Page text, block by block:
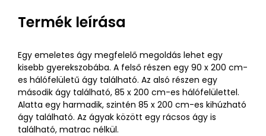
Termék leírása
Egy emeletes ágy megfelelő megoldás lehet egy
kisebb gyerekszobába. A felső részen egy 90 x 200 cm-
es hálófelületű ágy található. Az alsó részen egy
második ágy található, 85 x 200 cm-es hálófelülettel.
Alatta egy harmadik, szintén 85 x 200 cm-es kihúzható
ágy található. Az ágyak között egy rácsos ágy is
található, matrac nélkül.